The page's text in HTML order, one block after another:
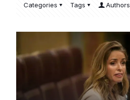
Categories Tags Authors